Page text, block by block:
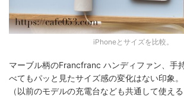
iPhoneとサイズを比較。
マーブル柄のFrancfranc ハンディファン、手
べてもパッと見たサイズ感の変化はない印象。
（以前のモデルの充電台なども共通して使える